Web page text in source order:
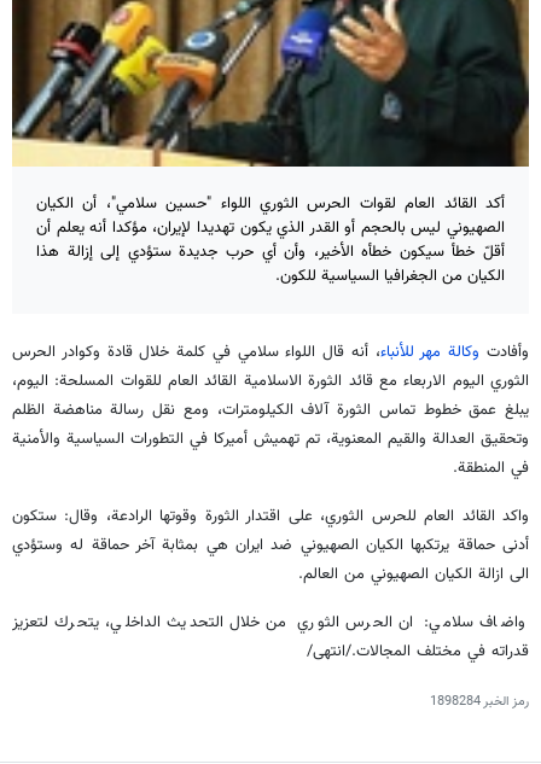
أكد القائد العام لقوات الحرس الثوري اللواء "حسين سلامي"، أن الكيان
الصهيوني ليس بالحجم أو القدر الذي يكون تهديدا لإيران، مؤكدا أنه يعلم أن
أقلّ خطأ سيكون خطأه الأخير، وأن أي حرب جديدة ستؤدي إلى إزالة هذا
الكيان من الجغرافيا السياسية للكون.
وأفادت وكالة مهر للأنباء، أنه قال اللواء سلامي في كلمة خلال قادة وكوادر الحرس
الثوري اليوم الاربعاء مع قائد الثورة الاسلامية القائد العام للقوات المسلحة: اليوم،
يبلغ عمق خطوط تماس الثورة آلاف الكيلومترات، ومع نقل رسالة مناهضة الظلم
وتحقيق العدالة والقيم المعنوية، تم تهميش أميركا في التطورات السياسية والأمنية
في المنطقة.
واكد القائد العام للحرس الثوري، على اقتدار الثورة وقوتها الرادعة، وقال: ستكون
أدنى حماقة يرتكبها الكيان الصهيوني ضد ايران هي بمثابة آخر حماقة له وستؤدي
الى ازالة الكيان الصهيوني من العالم.
واضاف سلامي: ان الحرس الثوري من خلال التحديث الداخلي، يتحرك لتعزيز
قدراته في مختلف المجالات./انتهى/
رمز الخبر1898284